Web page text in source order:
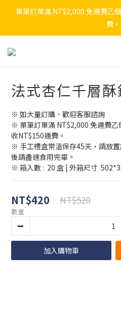
單筆訂單滿 NT$2,000 免運費乙
費。
法式杏仁千層酥
※ 如大量訂購、歡迎客服諮詢
※ 單筆訂單滿 NT$2,000 免運費
收NT$150運費。
※ 手工禮盒常溫保存45天，請放
後請盡速食用完畢。
※ 箱入數 :  20 盒 | 外箱尺寸
NT$420 NT$520
數量
加入購物車